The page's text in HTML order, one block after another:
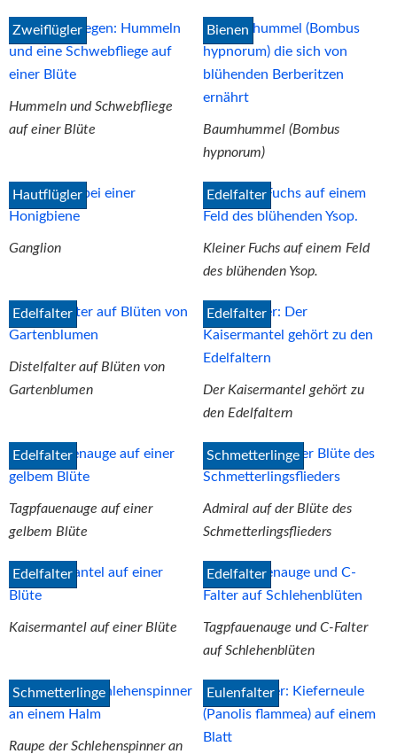
Zweiflügler
Hummeln und Schwebfliege
auf einer Blüte
Bienen
Baumhummel (Bombus
hypnorum)
Hautflügler
Ganglion
Edelfalter
Kleiner Fuchs auf einem Feld
des blühenden Ysop.
Edelfalter
Distelfalter auf Blüten von
Gartenblumen
Edelfalter
Der Kaisermantel gehört zu
den Edelfaltern
Edelfalter
Tagpfauenauge auf einer
gelbem Blüte
Schmetterlinge
Admiral auf der Blüte des
Schmetterlingsflieders
Edelfalter
Kaisermantel auf einer Blüte
Edelfalter
Tagpfauenauge und C-Falter
auf Schlehenblüten
Schmetterlinge
Raupe der Schlehenspinner an
Eulenfalter